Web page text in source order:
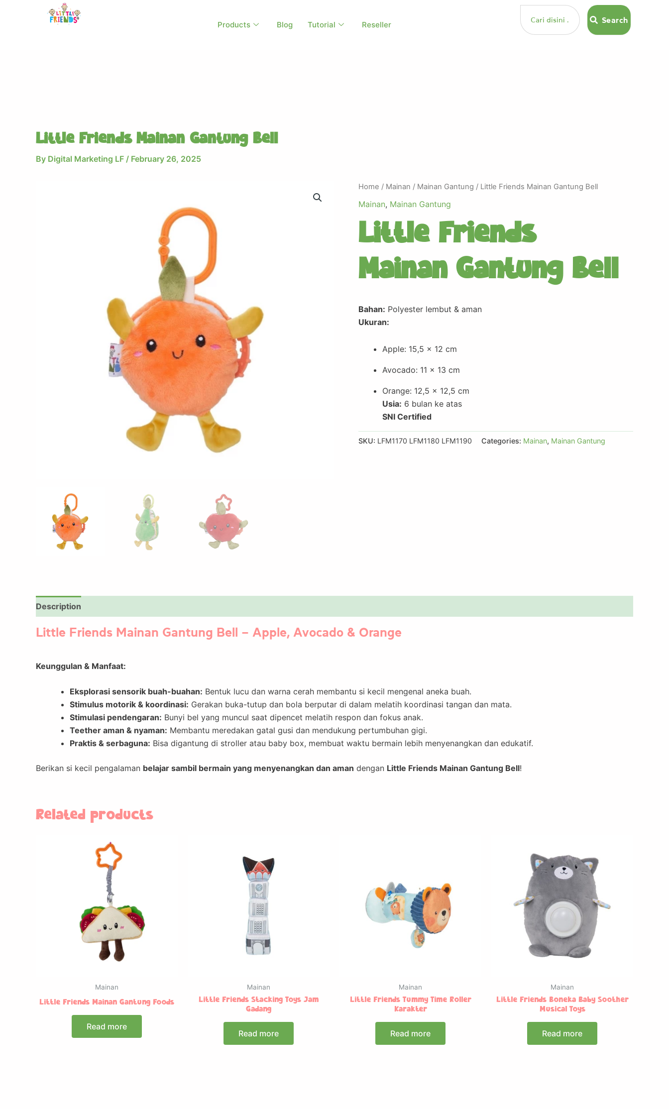
Products Blog Tutorial Reseller Search
Little Friends Mainan Gantung Bell
By Digital Marketing LF / February 26, 2025
Home / Mainan / Mainan Gantung / Little Friends Mainan Gantung Bell
Mainan, Mainan Gantung
Little Friends
Mainan Gantung Bell
Bahan: Polyester lembut & aman
Ukuran:
Apple: 15,5 x 12 cm
Avocado: 11 x 13 cm
Orange: 12,5 x 12,5 cm
Usia: 6 bulan ke atas
SNI Certified
SKU: LFM1170 LFM1180 LFM1190 Categories: Mainan, Mainan Gantung
Description
Little Friends Mainan Gantung Bell – Apple, Avocado & Orange
Keunggulan & Manfaat:
Eksplorasi sensorik buah-buahan: Bentuk lucu dan warna cerah membantu si kecil mengenal aneka buah.
Stimulus motorik & koordinasi: Gerakan buka-tutup dan bola berputar di dalam melatih koordinasi tangan dan mata.
Stimulasi pendengaran: Bunyi bel yang muncul saat dipencet melatih respon dan fokus anak.
Teether aman & nyaman: Membantu meredakan gatal gusi dan mendukung pertumbuhan gigi.
Praktis & serbaguna: Bisa digantung di stroller atau baby box, membuat waktu bermain lebih menyenangkan dan edukatif.
Berikan si kecil pengalaman belajar sambil bermain yang menyenangkan dan aman dengan Little Friends Mainan Gantung Bell!
Related products
Mainan
Little Friends Mainan Gantung Foods
Read more
Mainan
Little Friends Stacking Toys Jam
Gadang
Read more
Mainan
Little Friends Tummy Time Roller
Karakter
Read more
Mainan
Little Friends Boneka Baby Soother
Musical Toys
Read more